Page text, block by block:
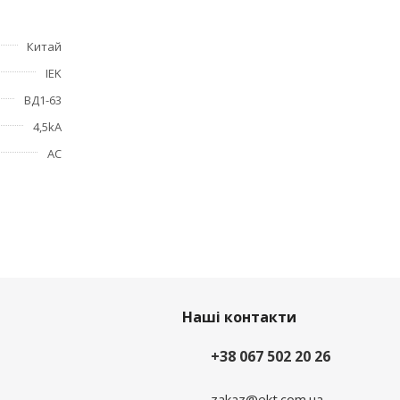
Китай
IEK
ВД1-63
4,5kA
АС
Наші контакти
+38 067 502 20 26